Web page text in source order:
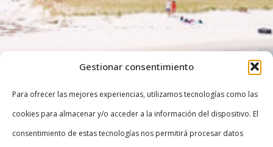
Gestionar consentimiento
Para ofrecer las mejores experiencias, utilizamos tecnologías como las
cookies para almacenar y/o acceder a la información del dispositivo. El
consentimiento de estas tecnologías nos permitirá procesar datos